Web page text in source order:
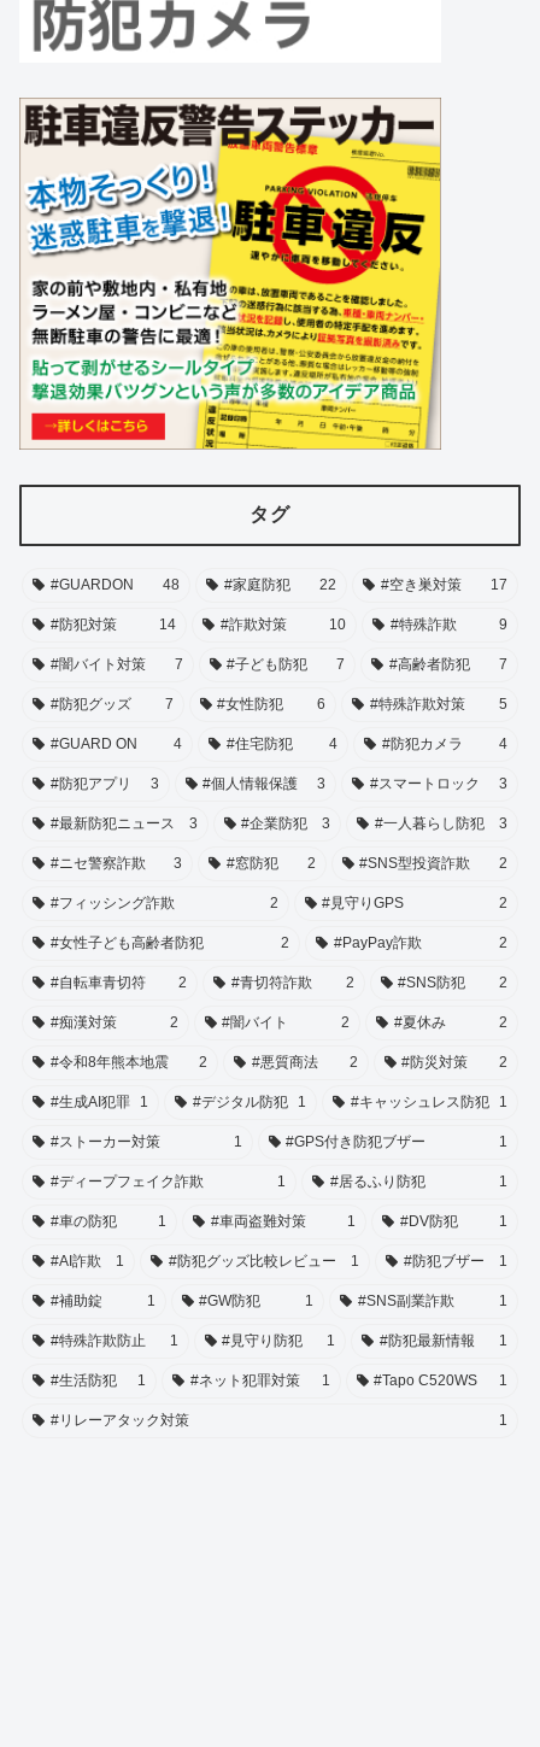
タグ
#GUARDON 48 #家庭防犯 22 #空き巣対策 17
#防犯対策 14 #詐欺対策 10 #特殊詐欺 9
#闇バイト対策 7 #子ども防犯 7 #高齢者防犯 7
#防犯グッズ 7 #女性防犯 6 #特殊詐欺対策 5
#GUARD ON 4 #住宅防犯 4 #防犯カメラ 4
#防犯アプリ 3 #個人情報保護 3 #スマートロック 3
#最新防犯ニュース 3 #企業防犯 3 #一人暮らし防犯 3
#ニセ警察詐欺 3 #窓防犯 2 #SNS型投資詐欺 2
#フィッシング詐欺 2 #見守りGPS 2
#女性子ども高齢者防犯 2 #PayPay詐欺 2
#自転車青切符 2 #青切符詐欺 2 #SNS防犯 2
#痴漢対策 2 #闇バイト 2 #夏休み 2
#令和8年熊本地震 2 #悪質商法 2 #防災対策 2
#生成AI犯罪 1 #デジタル防犯 1 #キャッシュレス防犯 1
#ストーカー対策 1 #GPS付き防犯ブザー 1
#ディープフェイク詐欺 1 #居るふり防犯 1
#車の防犯 1 #車両盗難対策 1 #DV防犯 1
#AI詐欺 1 #防犯グッズ比較レビュー 1 #防犯ブザー 1
#補助錠 1 #GW防犯 1 #SNS副業詐欺 1
#特殊詐欺防止 1 #見守り防犯 1 #防犯最新情報 1
#生活防犯 1 #ネット犯罪対策 1 #Tapo C520WS 1
#リレーアタック対策 1